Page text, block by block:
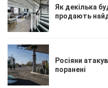
Як декілька
продають
Росіяни
поранені